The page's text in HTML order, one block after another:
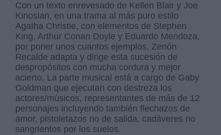
Con un texto enrevesado de Kellen Blair y Joe
Kinosian, en una trama al más puro estilo
Agatha Christie, con elementos de Stephen
King, Arthur Conan Doyle y Eduardo Mendoza,
por poner unos cuantos ejemplos, Zenón
Recalde adapta y dirige esta sucesión de
despropósitos con mucha cordura y mejor
acierto. La parte musical está a cargo de Gaby
Goldman que ejecutan con destreza los
actores/músicos, representantes de más de 12
personajes incluyendo también flechazos de
amor, pistoletazos no de salida, cadáveres no
sangrientos por los suelos.